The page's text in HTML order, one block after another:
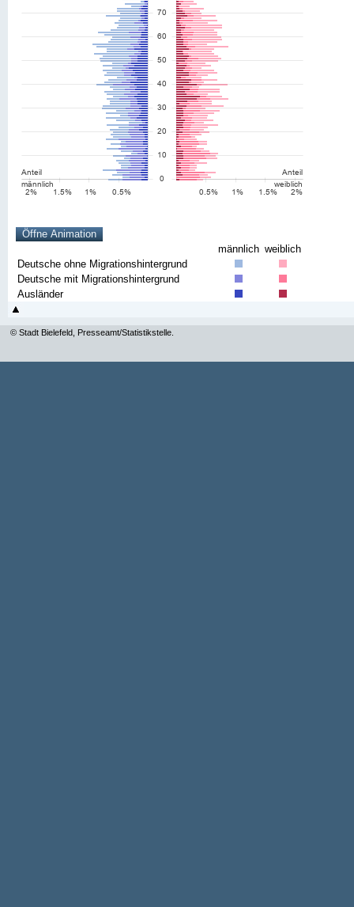
männlich weiblich
Deutsche ohne Migrationshintergrund
Deutsche mit Migrationshintergrund
Ausländer
© Stadt Bielefeld, Presseamt/Statistikstelle.